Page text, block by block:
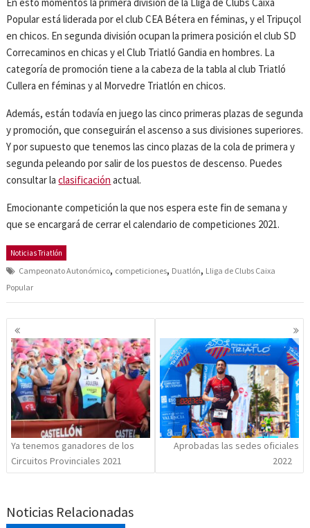
Popular está liderada por el club CEA Bétera en féminas, y el Tripuçol
en chicos. En segunda división ocupan la primera posición el club SD
Correcaminos en chicas y el Club Triatló Gandia en hombres. La
categoría de promoción tiene a la cabeza de la tabla al club Triatló
Cullera en féminas y al Morvedre Triatlón en chicos.
Además, están todavía en juego las cinco primeras plazas de segunda
y promoción, que conseguirán el ascenso a sus divisiones superiores.
Y por supuesto que tenemos las cinco plazas de la cola de primera y
segunda peleando por salir de los puestos de descenso. Puedes
consultar laclasificación actual.
Emocionante competición la que nos espera este fin de semana y
que se encargará de cerrar el calendario de competiciones 2021.
Noticias Triatlón
Campeonato Autonómico, competiciones, Duatlón, Lliga de Clubs Caixa
Popular
Navegación
de
entradas
Ya tenemos ganadores de los
Circuitos Provinciales 2021
Aprobadas las sedes oficiales
2022
Noticias Relacionadas